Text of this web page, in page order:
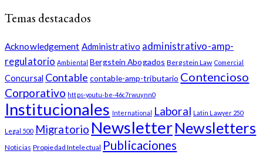
Temas destacados
Acknowledgement Administrativo administrativo-amp-
regulatorio Ambiental Bergstein Abogados Bergstein Law Comercial
Concursal Contable contable-amp-tributario Contencioso
Corporativo https-youtu-be-46c7rwuynn0
Institucionales International Laboral Latin Lawyer 250
Legal 500 Migratorio NewsletterNewsletters
Noticias Propiedad Intelectual Publicaciones